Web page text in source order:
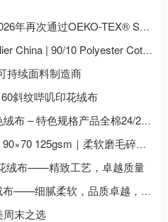
新乡市荣盛印染有限公司2026年再次通过OEKO-TEX® STANDARD 100认证，持续提升环保安全面料制造能力
TC Broadcloth Fabric Supplier China | 90/10 Polyester Cotton Shirting Fabric for Africa
持续面料制造商
斜纹哔叽印花绒布
新款全棉24支双股斜纹染色绒布 – 特色规格产品全棉24/2×24/2-49×45-2/2染色绒布
印花纯棉哔叽绒布 C32×32 90×70 125gsm｜柔软磨毛碎花睡衣面料厂家
绒布——精致工艺，卓越质量
高密度全棉斜纹起绒印花绒布——细腻柔软，品质卓越，专为高端需求设计
周末之选